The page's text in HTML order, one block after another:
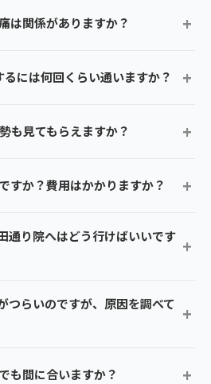
は関係がありますか？
には何回くらい通いますか？
も見てもらえますか？
すか？費用はかかりますか？
通り院へはどう行けばいいです
つらいのですが、原因を調べて
も間に合いますか？